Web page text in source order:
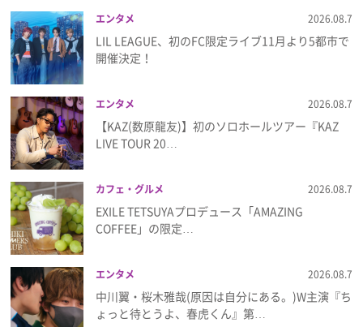
エンタメ 2026.08.7
LIL LEAGUE、初のFC限定ライブ11月より5都市で
開催決定！
エンタメ 2026.08.7
【KAZ(数原龍友)】初のソロホールツアー『KAZ
LIVE TOUR 20…
カフェ・グルメ 2026.08.7
EXILE TETSUYAプロデュース「AMAZING
COFFEE」の限定…
エンタメ 2026.08.7
中川翼・桜木雅哉(原因は自分にある。)W主演『ち
ょっと待とうよ、春虎くん』第…